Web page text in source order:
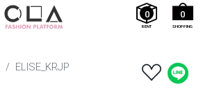
SHOPPING
0
RENT
0
ELISE_KRJP